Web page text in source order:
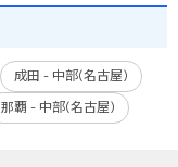
成田 - 中部(名古屋)
那覇 - 中部(名古屋)